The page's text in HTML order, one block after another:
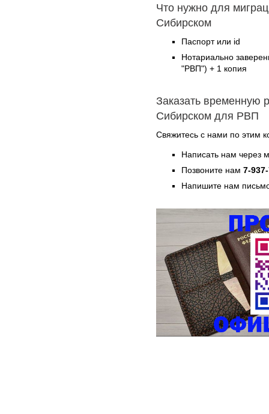
Что нужно для
Сибирском
Паспорт или id
Нотариально
"РВП") + 1 копия
Заказать временную
Сибирском для РВП
Свяжитесь с нами по этим
Написать нам через
Позвоните нам 7-
Напишите нам